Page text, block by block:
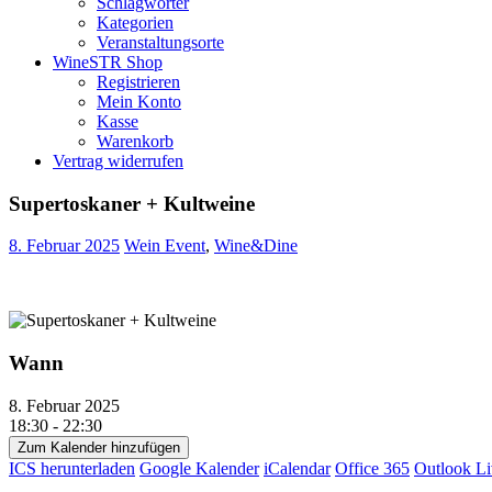
Kategorien
Veranstaltungsorte
WineSTR Shop
Registrieren
Mein Konto
Kasse
Warenkorb
Vertrag widerrufen
Supertoskaner + Kultweine
8. Februar 2025 Wein Event, Wine&Dine
Wann
8. Februar 2025
18:30 - 22:30
Zum Kalender hinzufügen
ICS herunterladen Google Kalender iCalendar Office 365 Outlook